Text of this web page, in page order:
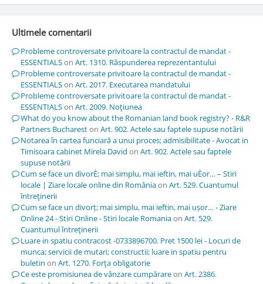
Ultimele comentarii
Probleme controversate privitoare la contractul de mandat -
ESSENTIALSon Art. 1310. Răspunderea reprezentantului
Probleme controversate privitoare la contractul de mandat -
ESSENTIALSon Art. 2017. Executarea mandatului
Probleme controversate privitoare la contractul de mandat -
ESSENTIALSon Art. 2009. Noţiunea
What do you know about the Romanian land book registry? - R&R
Partners Buchareston Art. 902. Actele sau faptele supuse notării
Notarea în cartea funciară a unui proces; admisibilitate - Avocat in
Timisoara cabinet Mirela David on Art. 902. Actele sau faptele
supuse notării
Cum se face un divorÈ; mai simplu, mai ieftin, mai uÈor… – Stiri
locale | Ziare locale online din Româniaon Art. 529. Cuantumul
întreţinerii
Cum se face un divorț; mai simplu, mai ieftin, mai ușor… - Ziare
Online 24 - Stiri Online - Stiri locale Romaniaon Art. 529.
Cuantumul întreţinerii
Luare in spatiu contracost -0733896700. Pret 1500 lei - Locuri de
munca; servicii de mutari; constructii; luare in spatiu pentru
buletin on Art. 1270. Forţa obligatorie
Ce este promisiunea de vânzare cumpărareon Art. 2386.